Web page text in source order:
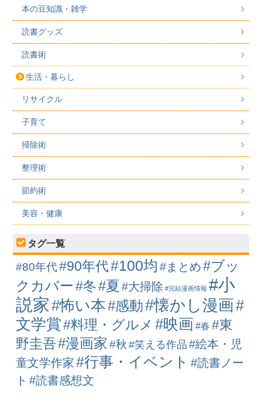
本の豆知識・雑学
読書グッズ
読書術
生活・暮らし
リサイクル
子育て
掃除術
整理術
節約術
美容・健康
タグ一覧
#80年代#90年代#100均 #まとめ #ブッ
クカバー #冬#夏 #大掃除 #完結漫画情報 #小
説家#怖い本#感動#懐かし漫画#
文学賞#料理・グルメ #映画 #春 #東
野圭吾#漫画家 #秋 #笑える作品 #絵本・児
童文学作家 #行事・イベント #読書ノー
ト #読書感想文